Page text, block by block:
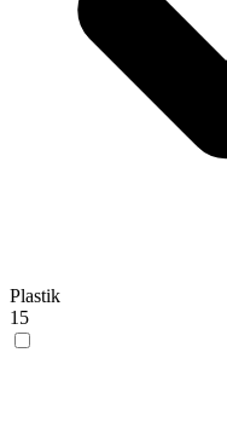
Plastik
15